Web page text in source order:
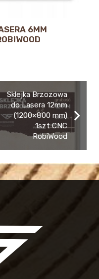
6MM
Sklejka Brzozowa
do Lasera 12mm
(1200×800 mm)
1szt CNC
RobiWood